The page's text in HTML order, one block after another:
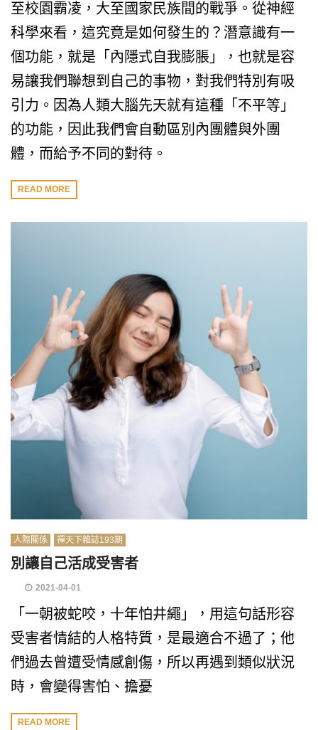
至校園霸凌，大至國家民族間的戰爭。從神經
科學來看，這究竟是如何發生的？潛意識有一
個功能，就是「內隱式自我膨脹」，也就是容
易讓我們聯想到自己的事物，對我們特別有吸
引力。因為人類大腦先天就有這種「不平等」
的功能，因此我們會自動區別內團體與外團
體，而給予不同的對待。
READ MORE
人際關係 禪天下雜誌193期
別讓自己活成受害者
2021-04-01
「一朝被蛇咬，十年怕井繩」，用這句話形容
受害者情結的人格特質，是最適合不過了；他
們過去曾遭受情感創傷，所以再遇到類似狀況
時，會變得害怕、擔憂
READ MORE